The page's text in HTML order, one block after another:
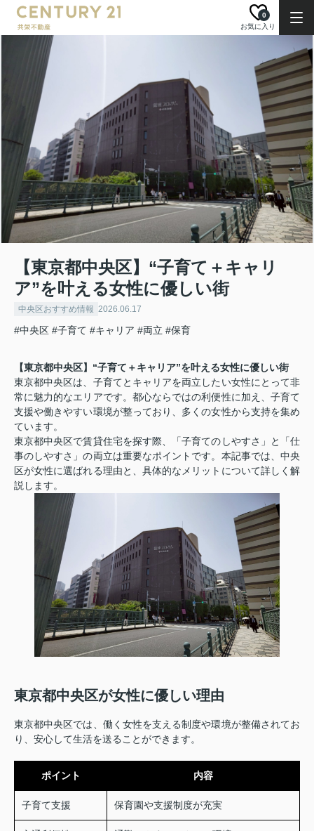
お気に入り
0
【東京都中央区】“子育て＋キャリ
ア”を叶える女性に優しい街
中央区おすすめ情報 2026.06.17
#中央区 #子育て #キャリア #両立 #保育
【東京都中央区】“子育て＋キャリア”を叶える女性に優しい街
東京都中央区は、子育てとキャリアを両立したい女性にとって非
常に魅力的なエリアです。都心ならではの利便性に加え、子育て
支援や働きやすい環境が整っており、多くの女性から支持を集め
ています。
東京都中央区で賃貸住宅を探す際、「子育てのしやすさ」と「仕
事のしやすさ」の両立は重要なポイントです。本記事では、中央
区が女性に選ばれる理由と、具体的なメリットについて詳しく解
説します。
東京都中央区が女性に優しい理由
東京都中央区では、働く女性を支える制度や環境が整備されてお
り、安心して生活を送ることができます。
ポイント 内容
子育て支援 保育園や支援制度が充実